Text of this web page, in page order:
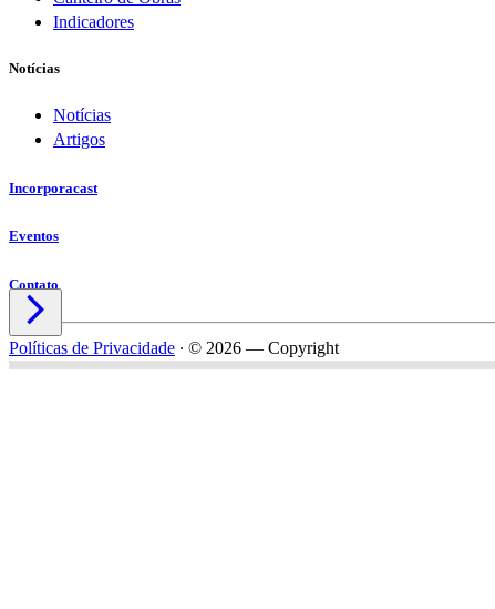
Indicadores
Notícias
Notícias
Artigos
Incorporacast
Eventos
Contato

Políticas de Privacidade ∙ © 2026 — Copyright